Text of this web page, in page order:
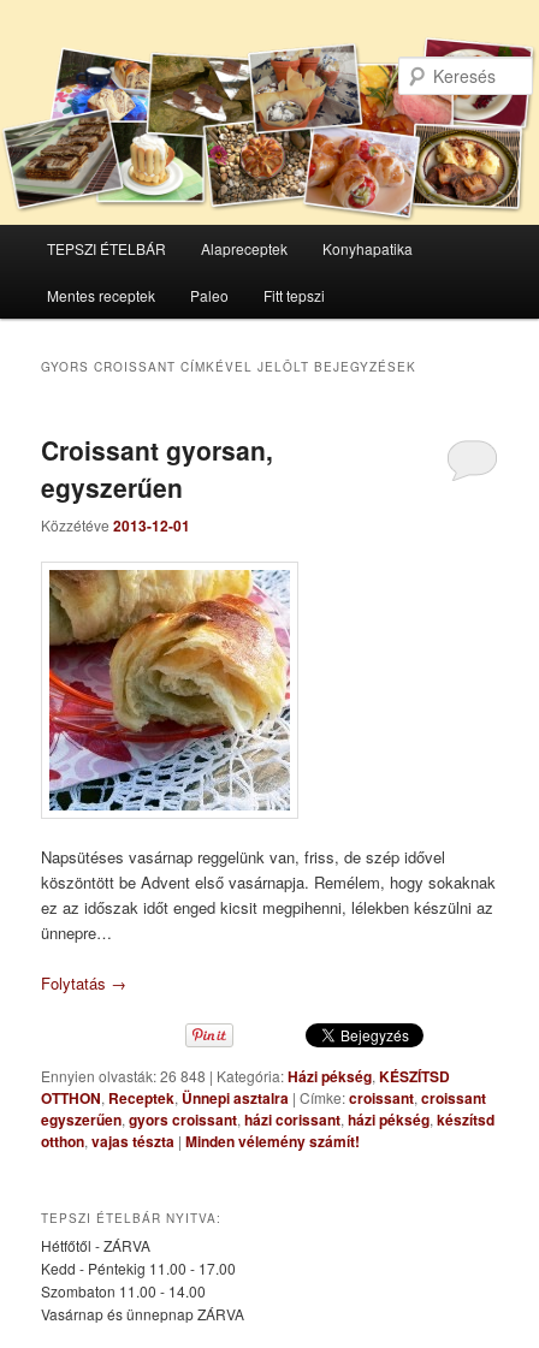
Tovább
az
Tovább
a
TEPSZI ÉTELBÁR Alapreceptek Konyhapatika
Mentes receptek Paleo Fitt tepszi
GYORS CROISSANT CÍMKÉVEL JELÖLT BEJEGYZÉSEK
Croissant gyorsan,
egyszerűen
Közzétéve2013-12-01
Napsütéses vasárnap reggelünk van, friss, de szép idővel
köszöntött be Advent első vasárnapja. Remélem, hogy sokaknak
ez az időszak időt enged kicsit megpihenni, lélekben készülni az
ünnepre…
Folytatás →
Ennyien olvasták: 26 848 | Kategória:Házi pékség,KÉSZÍTSD
OTTHON, Receptek, Ünnepi asztalra |Címke:croissant,croissant
egyszerűen,gyors croissant,házi corissant,házi pékség,készítsd
otthon,vajas tészta |Minden vélemény számít!
TEPSZI ÉTELBÁR NYITVA:
Hétfőtől - ZÁRVA
Kedd - Péntekig 11.00 - 17.00
Szombaton 11.00 - 14.00
Vasárnap és ünnepnap ZÁRVA